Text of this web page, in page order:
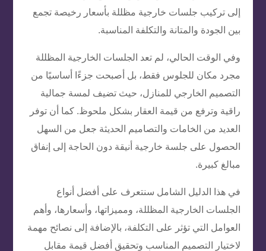
إلى تركيب جلسات خارجية مظللة بأسعار رخيصة تجمع
بين الجودة والمتانة والتكلفة المناسبة.
وفي الوقت الحالي، لم تعد الجلسات الخارجية المظللة
مجرد مكان للجلوس فقط، بل أصبحت جزءًا أساسيًا من
التصميم الخارجي للمنازل، حيث تضيف لمسة جمالية
راقية وترفع من قيمة العقار بشكل ملحوظ. كما أن توفر
العديد من الخامات والتصاميم الحديثة جعل من السهل
الحصول على جلسة خارجية أنيقة دون الحاجة إلى إنفاق
مبالغ كبيرة.
في هذا الدليل الشامل سنتعرف على أفضل أنواع
الجلسات الخارجية المظللة، ومميزاتها، وأسعارها، وأهم
العوامل التي تؤثر على التكلفة، بالإضافة إلى نصائح مهمة
لاختيار التصميم المناسب وتحقيق أفضل قيمة مقابل